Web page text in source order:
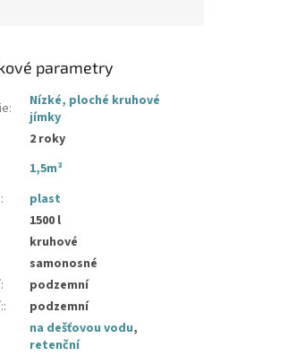
parametry
:
Nízké, ploché kruhové
jímky
2 roky
1,5m³
:
plast
1500 l
kruhové
samonosné
:
podzemní
:
podzemní
na dešťovou vodu,
retenční